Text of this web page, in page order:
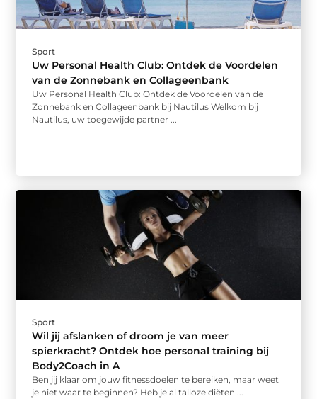
Sport
Uw Personal Health Club: Ontdek de Voordelen
van de Zonnebank en Collageenbank
Uw Personal Health Club: Ontdek de Voordelen van de
Zonnebank en Collageenbank bij Nautilus Welkom bij
Nautilus, uw toegewijde partner ...
Sport
Wil jij afslanken of droom je van meer
spierkracht? Ontdek hoe personal training bij
Body2Coach in A
Ben jij klaar om jouw fitnessdoelen te bereiken, maar weet
je niet waar te beginnen? Heb je al talloze diëten ...